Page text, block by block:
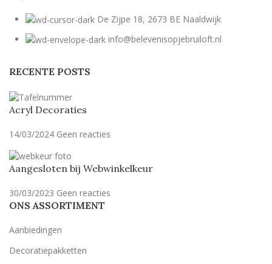
De Zijpe 18, 2673 BE Naaldwijk
info@belevenisopjebruiloft.nl
RECENTE POSTS
Acryl Decoraties
14/03/2024 Geen reacties
Aangesloten bij Webwinkelkeur
30/03/2023 Geen reacties
ONS ASSORTIMENT
Aanbiedingen
Decoratiepakketten